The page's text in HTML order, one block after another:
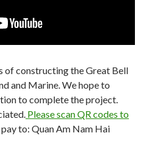
of constructing the Great Bell
and Marine. We hope to
to complete the project.
Please scan QR codes to
to: Quan Am Nam Hai